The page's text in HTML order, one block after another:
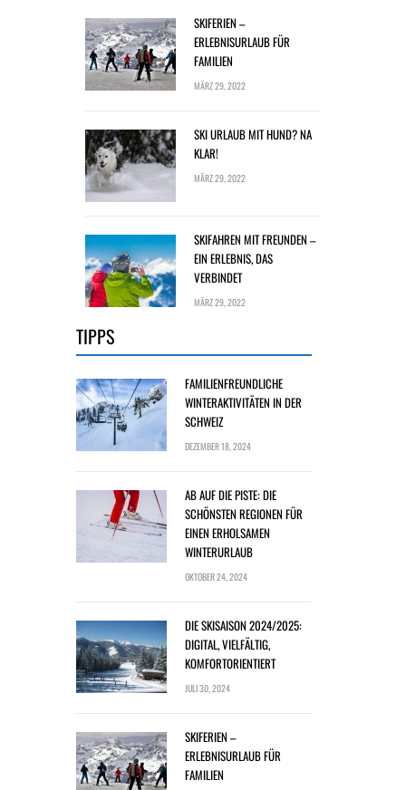
SKIFERIEN –
ERLEBNISURLAUB FÜR
FAMILIEN
MÄRZ 29, 2022
SKI URLAUB MIT HUND? NA
KLAR!
MÄRZ 29, 2022
SKIFAHREN MIT FREUNDEN –
EIN ERLEBNIS, DAS
VERBINDET
MÄRZ 29, 2022
TIPPS
FAMILIENFREUNDLICHE
WINTERAKTIVITÄTEN IN DER
SCHWEIZ
DEZEMBER 18, 2024
AB AUF DIE PISTE: DIE
SCHÖNSTEN REGIONEN FÜR
EINEN ERHOLSAMEN
WINTERURLAUB
OKTOBER 24, 2024
DIE SKISAISON 2024/2025:
DIGITAL, VIELFÄLTIG,
KOMFORTORIENTIERT
JULI 30, 2024
SKIFERIEN –
ERLEBNISURLAUB FÜR
FAMILIEN